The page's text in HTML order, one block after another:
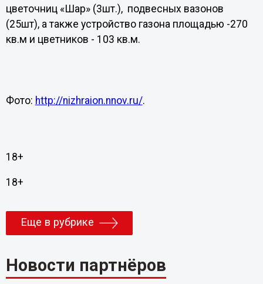
цветочниц «Шар» (3шт.), подвесных вазонов
(25шт), а также устройство газона площадью -270
кв.м и цветников - 103 кв.м.
Фото: http://nizhraion.nnov.ru/.
18+
18+
Еще в рубрике
Новости партнёров